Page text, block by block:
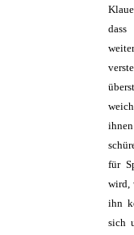
für
wird,
ihn
sich